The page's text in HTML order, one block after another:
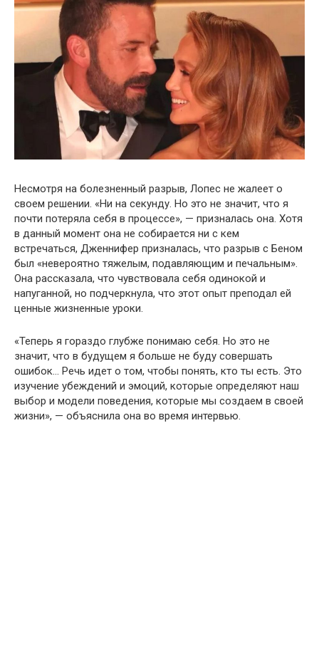
Несмотря на болезненный разрыв, Лопес не жалеет о
своем решении. «Ни на секунду. Но это не значит, что я
почти потеряла себя в процессе», — призналась она. Хотя
в данный момент она не собирается ни с кем
встречаться, Дженнифер призналась, что разрыв с Беном
был «невероятно тяжелым, подавляющим и печальным».
Она рассказала, что чувствовала себя одинокой и
напуганной, но подчеркнула, что этот опыт преподал ей
ценные жизненные уроки.
«Теперь я гораздо глубже понимаю себя. Но это не
значит, что в будущем я больше не буду совершать
ошибок… Речь идет о том, чтобы понять, кто ты есть. Это
изучение убеждений и эмоций, которые определяют наш
выбор и модели поведения, которые мы создаем в своей
жизни», — объяснила она во время интервью.